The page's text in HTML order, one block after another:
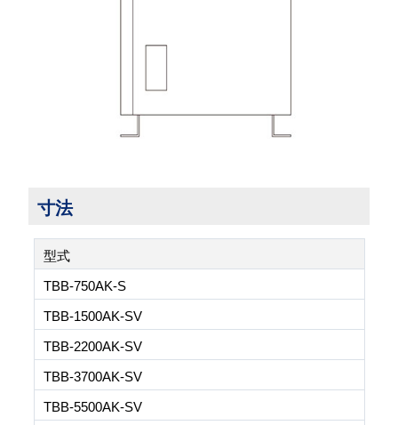
寸法
型式
TBB-750AK-S
TBB-1500AK-SV
TBB-2200AK-SV
TBB-3700AK-SV
TBB-5500AK-SV